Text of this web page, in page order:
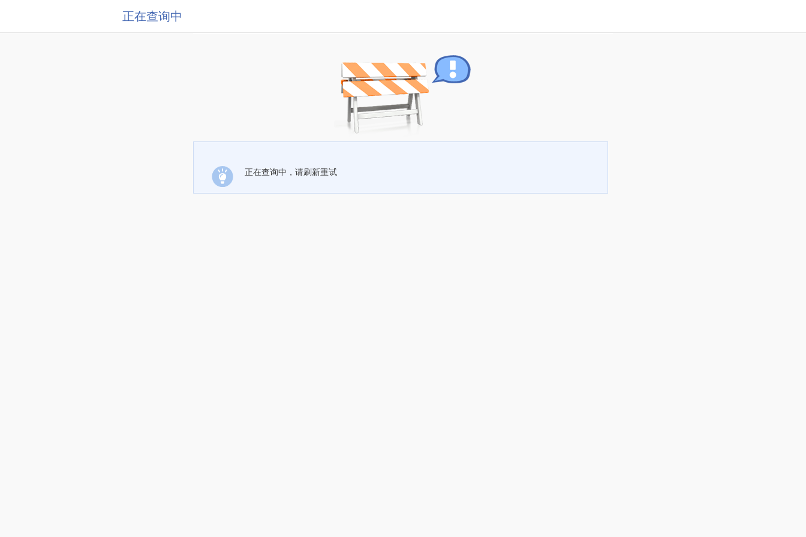
正在查询中
正在查询中，请刷新重试